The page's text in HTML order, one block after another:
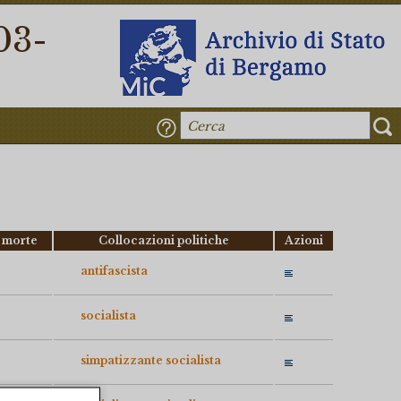
Collocazioni politiche Azioni
antifascista
socialista
simpatizzante socialista